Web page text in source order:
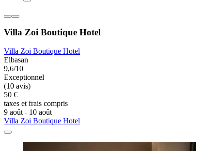
Villa Zoi Boutique Hotel
Villa Zoi Boutique Hotel
Elbasan
9,6/10
Exceptionnel
(10 avis)
50 €
taxes et frais compris
9 août - 10 août
Villa Zoi Boutique Hotel